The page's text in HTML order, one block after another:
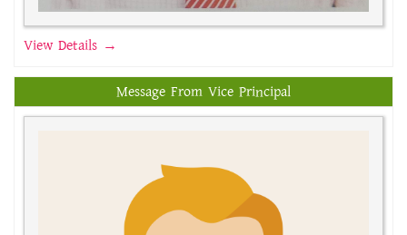
View Details →
Message From Vice Principal